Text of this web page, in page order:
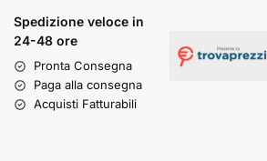
Spedizione veloce in
24-48 ore
Pronta Consegna
Paga alla consegna
Acquisti Fatturabili